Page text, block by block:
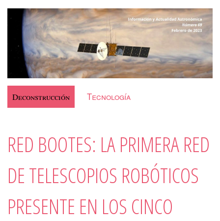
Deconstrucción Tecnología
RED BOOTES: LA PRIMERA RED
DE TELESCOPIOS ROBÓTICOS
PRESENTE EN LOS CINCO